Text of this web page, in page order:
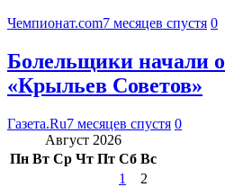
Чемпионат.com7 месяцев спустя 0
Болельщики начали
«Крыльев Советов»
Газета.Ru7 месяцев спустя 0
Август 2026
Пн Вт Ср Чт Пт Сб Вс
1
2